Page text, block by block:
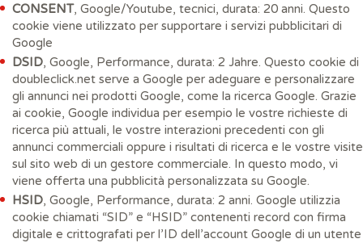
CONSENT, Google/Youtube, tecnici, durata: 20 anni. Questo
cookie viene utilizzato per supportare i servizi pubblicitari di
Google
DSID, Google, Performance, durata: 2 Jahre. Questo cookie di
doubleclick.net serve a Google per adeguare e personalizzare
gli annunci nei prodotti Google, come la ricerca Google. Grazie
ai cookie, Google individua per esempio le vostre richieste di
ricerca più attuali, le vostre interazioni precedenti con gli
annunci commerciali oppure i risultati di ricerca e le vostre visite
sul sito web di un gestore commerciale. In questo modo, vi
viene offerta una pubblicità personalizzata su Google.
HSID, Google, Performance, durata: 2 anni. Google utilizzia
cookie chiamati “SID” e “HSID” contenenti record con firma
digitale e crittografati per l’ID dell’account Google di un utente